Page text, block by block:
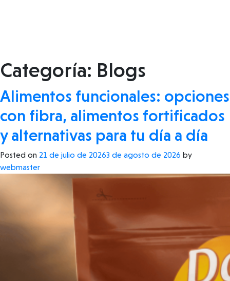
Categoría: Blogs
Alimentos funcionales: opciones
con fibra, alimentos fortificados
y alternativas para tu día a día
Posted on 21 de julio de 20263 de agosto de 2026 by
webmaster